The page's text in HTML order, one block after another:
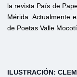
la revista País de
Mérida. Actualmente
de Poetas Valle
ILUSTRACIÓN: